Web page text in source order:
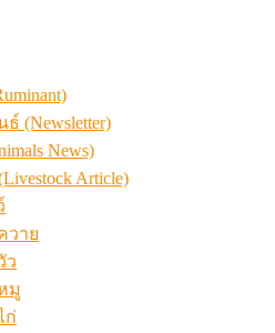
(Newsletter)
News)
Article)
วาย
ว
มู
ก่